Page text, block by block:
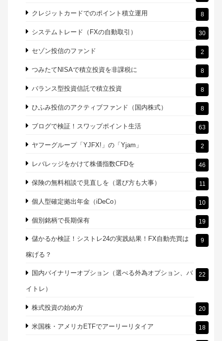
クレジットカードでのポイント積立運用 8
システムトレード（FXの自動取引） 30
セゾン投信のファンド 2
つみたてNISAで積立投資を非課税に 8
バランス型投資信託で積立投資 8
ひふみ投信のアクティブファンド（国内株式） 8
ブログで検証！スワップポイント生活 63
ヤフーグループ「YJFX!」の「Yjam」 2
レバレッジをかけて株価指数CFDを 46
保険の無料相談で見直しを（選び方も大事） 11
個人型確定拠出年金（iDeCo） 10
個別銘柄で長期保有 19
儲かるか検証！シストレ24の実践結果！FX自動売買は
稼げる？
9
国内バイナリーオプション（選べる外為オプション、バ
イトレ）
22
株式投資の始め方 20
米国株・アメリカETFでアーリーリタイア 18